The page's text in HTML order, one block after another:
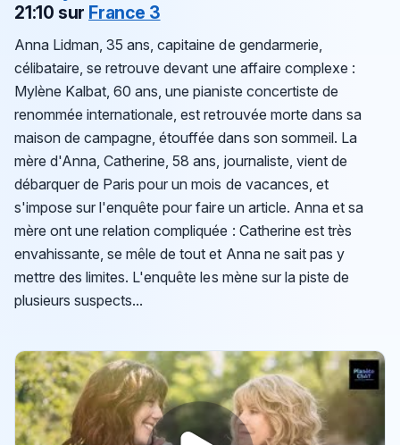
21:10 sur France 3
Anna Lidman, 35 ans, capitaine de gendarmerie,
célibataire, se retrouve devant une affaire complexe :
Mylène Kalbat, 60 ans, une pianiste concertiste de
renommée internationale, est retrouvée morte dans sa
maison de campagne, étouffée dans son sommeil. La
mère d'Anna, Catherine, 58 ans, journaliste, vient de
débarquer de Paris pour un mois de vacances, et
s'impose sur l'enquête pour faire un article. Anna et sa
mère ont une relation compliquée : Catherine est très
envahissante, se mêle de tout et Anna ne sait pas y
mettre des limites. L'enquête les mène sur la piste de
plusieurs suspects...